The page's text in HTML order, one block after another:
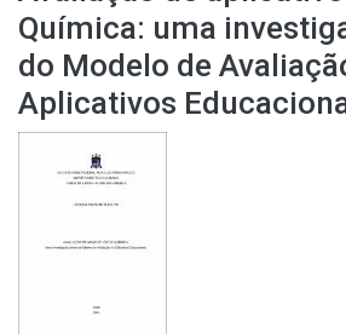
Química: uma
do Modelo de
Aplicativos